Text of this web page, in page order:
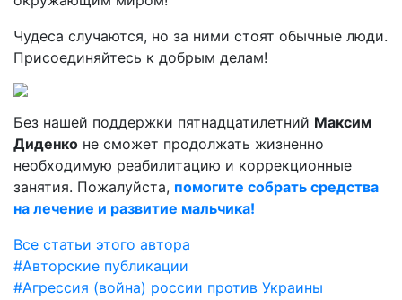
Чудеса случаются, но за ними стоят обычные люди.
Присоединяйтесь к добрым делам!
Без нашей поддержки пятнадцатилетний Максим
Диденко не сможет продолжать жизненно
необходимую реабилитацию и коррекционные
занятия. Пожалуйста, помогите собрать средства
на лечение и развитие мальчика!
Все статьи этого автора
#Авторские публикации
#Агрессия (война) россии против Украины